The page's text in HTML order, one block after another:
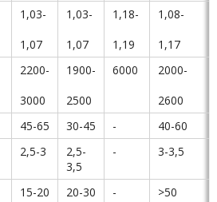
1,03-
1,07
1,03-
1,07
1,18-
1,19
1,08-
1,17
2200-
3000
1900-
2500
6000
2000-
2600
45-65 30-45 -
40-60
2,5-3
2,5-
3,5
- 3-3,5
15-20 20-30 -
>50